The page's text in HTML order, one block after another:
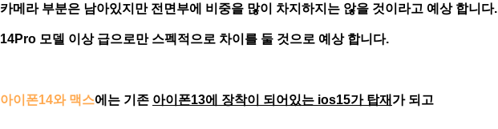
카메라 부분은 남아있지만 전면부에 비중을 많이 차지하지는 않을 것이라고 예상 합니다.
14Pro 모델 이상 급으로만 스펙적으로 차이를 둘 것으로 예상 합니다.
아이폰14와 맥스에는 기존 아이폰13에 장착이 되어있는 ios15가 탑재 가 되고